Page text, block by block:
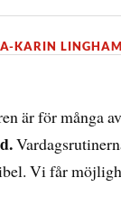
KARIN LINGHAM
är för många
Vi får